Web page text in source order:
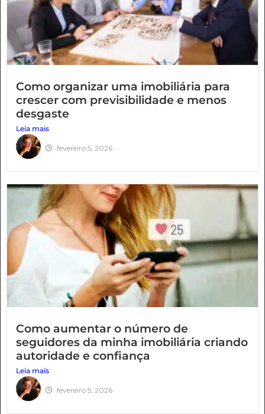
Como organizar uma imobiliária para
crescer com previsibilidade e menos
desgaste
Leia mais
fevereiro 5, 2026
Como aumentar o número de
seguidores da minha imobiliária criando
autoridade e confiança
Leia mais
fevereiro 5, 2026